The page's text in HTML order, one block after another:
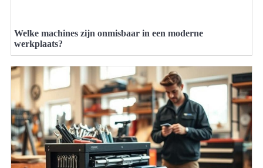
Welke machines zijn onmisbaar in een moderne
werkplaats?